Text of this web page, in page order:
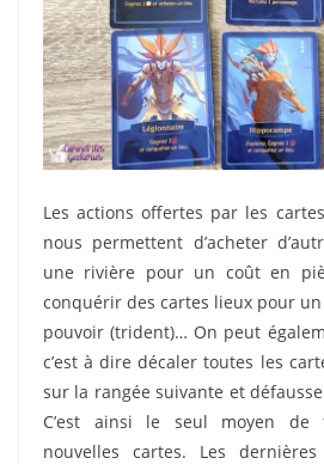
Les actions offertes par les
nous permettent d’acheter
une rivière pour un coût en
conquérir des cartes lieux pour
pouvoir (trident)… On peut
c’est à dire décaler toutes les
sur la rangée suivante et
C’est ainsi le seul moyen de
nouvelles cartes. Les